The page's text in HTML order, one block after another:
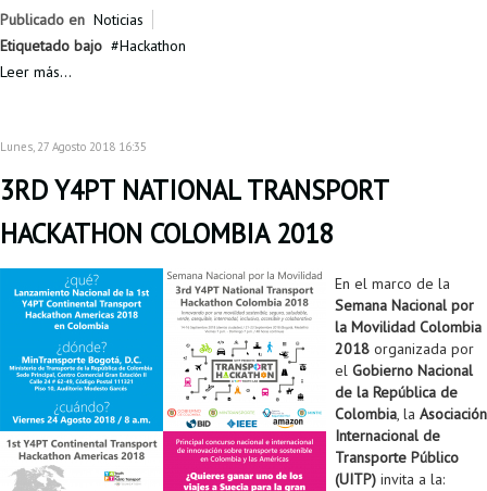
Publicado en Noticias
Etiquetado bajo
Hackathon
Leer más...
Lunes, 27 Agosto 2018 16:35
3RD Y4PT NATIONAL TRANSPORT
HACKATHON COLOMBIA 2018
En el marco de la
Semana Nacional por
la Movilidad Colombia
2018 organizada por
el Gobierno Nacional
de la República de
Colombia, la Asociación
Internacional de
Transporte Público
(UITP) invita a la: